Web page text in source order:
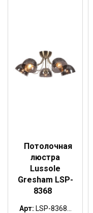
Потолочная
люстра
Lussole
Gresham LSP-
8368
Арт: LSP-8368...